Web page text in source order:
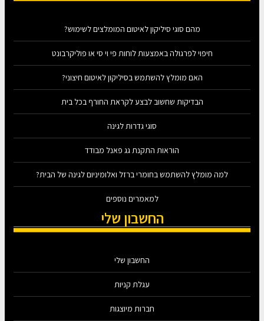
מהם סוגי סיליקון לאיטום המומלצים לשימוש?
חיפוי לפרגולה באמצעות לוחות פי וי סי או פוליקרבונט
האם מומלץ להשתמש בסיליקון לאיטום חיצוני?
הבדיקות שחשוב לבצע לקראת החורף בכל בית
סוגי גדרות לגינה
הוראות התקנת גג פאנל מבודד
למה מומלץ להשתמש בחומרי ברזל ואלומיניום לגינה של הבית?
למאמרים נוספים
החשבון שלי
החשבון שלי
עגלת קניות
חברות מיוצגות